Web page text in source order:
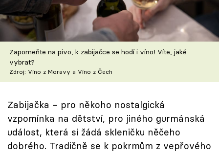
Škola vaření
Recepty z TV
Speciál: Cuketa
Těhotnej kuchař
Sledujte prima+
Přihlášení
Zapomeňte na pivo, k zabijačce se hodí i víno! Víte, jaké
vybrat?
Zdroj: Víno z Moravy a Víno z Čech
Zabijačka – pro někoho nostalgická
vzpomínka na dětství, pro jiného gurmánská
událost, která si žádá skleničku něčeho
dobrého. Tradičně se k pokrmům z vepřového